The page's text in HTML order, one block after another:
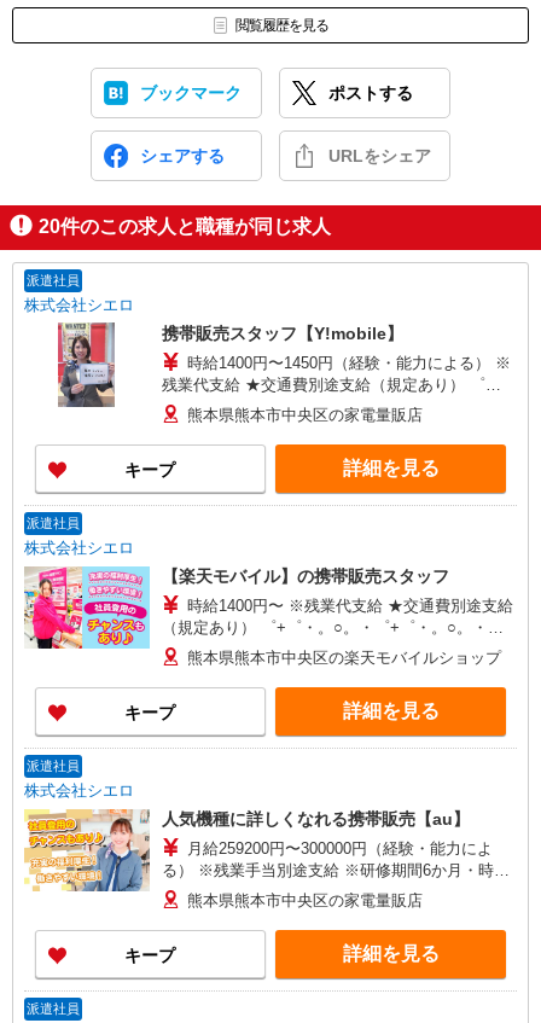
閲覧履歴を見る
ブックマーク ポストする
シェアする URLをシェア
20件のこの求人と職種が同じ求人
派遣社員
株式会社シエロ
携帯販売スタッフ【Y!mobile】
時給1400円〜1450円（経験・能力による） ※
残業代支給 ★交通費別途支給（規定あり） ゜
+゜・。○。・゜+゜・。○。・゜+゜ 入社祝い金10
万円支給(規定有) お友達を紹介頂くと, インセンテ
ィブ支給(規定有) ★月2回払い・週払い可能（規程
有）★ ゜・。○。・゜+゜・。○。・゜+゜
熊本県熊本市中央区の家電量販店
キープ 詳細を見る
派遣社員
株式会社シエロ
【楽天モバイル】の携帯販売スタッフ
時給1400円〜 ※残業代支給 ★交通費別途支給
（規定あり） ゜+゜・。○。・゜+゜・。○。・゜
+゜ 入社祝い金10万円支給(規定有) お友達を紹介
頂くと, インセンティブ支給(規定有) ★月2回払
い・週払い可能（規程有）★ ゜・。○。・゜
+゜・。○。・゜+゜
熊本県熊本市中央区の楽天モバイルショップ
キープ 詳細を見る
派遣社員
株式会社シエロ
人気機種に詳しくなれる携帯販売【au】
月給259200円〜300000円（経験・能力によ
る） ※残業手当別途支給 ※研修期間6か月・時給
1500円〜 ★交通費別途支給（規定あり） ゜
+゜・。○。・゜+゜・。○。・゜+゜ 入社祝い金10
万円支給(規定有) お友達を紹介頂くと, インセンテ
ィブ支給(規定有) ゜・。○。・゜+゜・。○。・゜
+゜
熊本県熊本市中央区の家電量販店
キープ 詳細を見る
派遣社員